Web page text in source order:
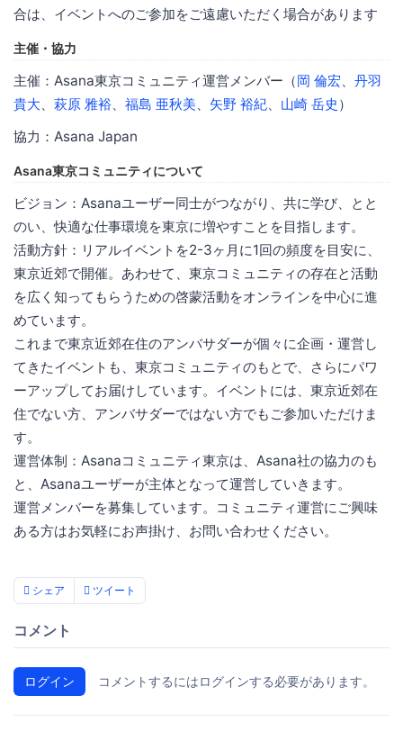
合は、イベントへのご参加をご遠慮いただく場合があります
主催・協力
主催：Asana東京コミュニティ運営メンバー（岡 倫宏、 丹羽
貴大、 萩原 雅裕、 福島 亜秋美、 矢野 裕紀、 山崎 岳史 ）
協力：Asana Japan
Asana東京コミュニティについて
ビジョン：Asanaユーザー同士がつながり、共に学び、とと
のい、快適な仕事環境を東京に増やすことを目指します。
活動方針：リアルイベントを2-3ヶ月に1回の頻度を目安に、
東京近郊で開催。あわせて、東京コミュニティの存在と活動
を広く知ってもらうための啓蒙活動をオンラインを中心に進
めています。
これまで東京近郊在住のアンバサダーが個々に企画・運営し
てきたイベントも、東京コミュニティのもとで、さらにパワ
ーアップしてお届けしています。イベントには、東京近郊在
住でない方、アンバサダーではない方でもご参加いただけま
す。
運営体制：Asanaコミュニティ東京は、Asana社の協力のも
と、Asanaユーザーが主体となって運営していきます。
運営メンバーを募集しています。コミュニティ運営にご興味
ある方はお気軽にお声掛け、お問い合わせください。
シェア ツイート
コメント
ログイン コメントするにはログインする必要があります。